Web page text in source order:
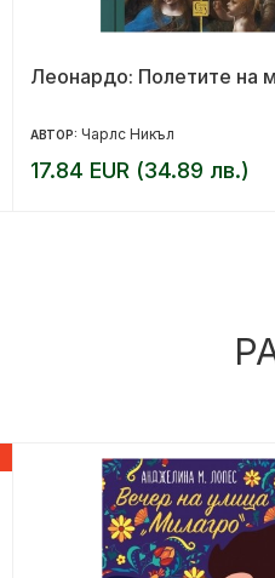
Леонардо: Полетите на
АВТОР: Чарлс Никъл
17.84 EUR (34.89 лв.)